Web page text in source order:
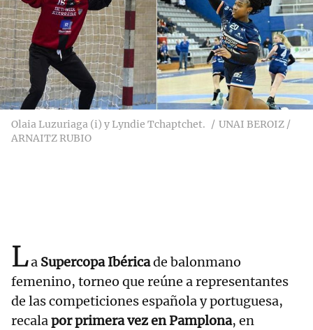
Olaia Luzuriaga (i) y Lyndie Tchaptchet.
UNAI BEROIZ /
ARNAITZ RUBIO
La Supercopa Ibéricade balonmano
femenino, torneo que reúne a representantes
de las competiciones española y portuguesa,
recalapor primera vez en Pamplona, en